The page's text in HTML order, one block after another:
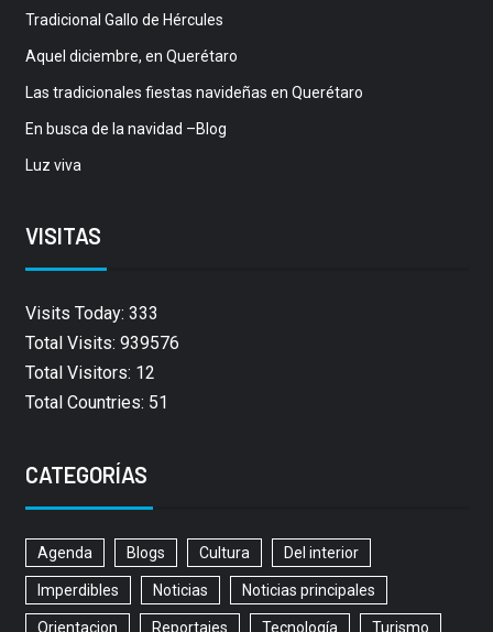
Tradicional Gallo de Hércules
Aquel diciembre, en Querétaro
Las tradicionales fiestas navideñas en Querétaro
En busca de la navidad –Blog
Luz viva
VISITAS
Visits Today: 333
Total Visits: 939576
Total Visitors: 12
Total Countries: 51
CATEGORÍAS
Agenda Blogs Cultura Del interior
Imperdibles Noticias Noticias principales
Orientacion Reportajes Tecnología Turismo